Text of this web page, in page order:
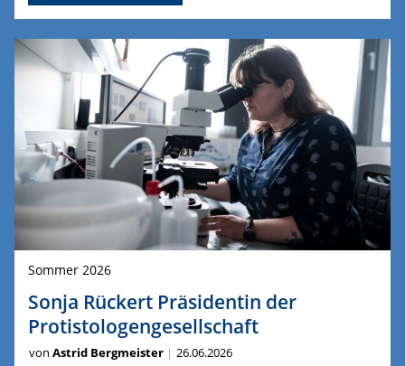
Sommer 2026
Sonja Rückert Präsidentin der
Protistologengesellschaft
von Astrid Bergmeister 26.06.2026